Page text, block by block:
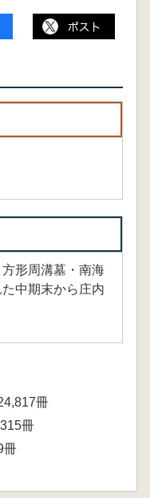
形周溝墓・南海
中期末から庄内
冊
冊
冊